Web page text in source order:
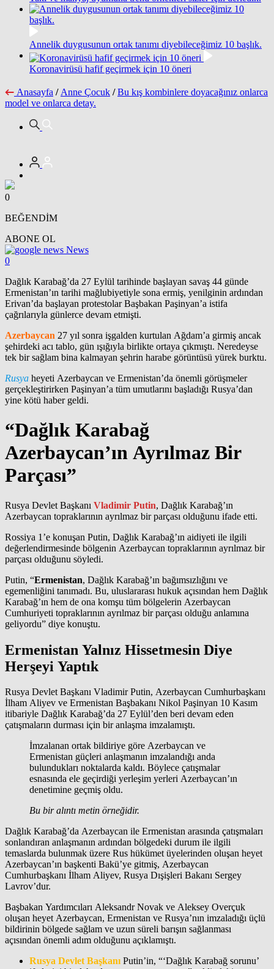
Annelik duygusunun ortak tanımı diyebileceğimiz 10 başlık.
Koronavirüsü hafif geçirmek için 10 öneri
Anasayfa / Anne Çocuk / Bu kış kombinlere doyacağınız onlarca
model ve onlarca detay.
0
BEĞENDİM
ABONE OL
News
0
Dağlık Karabağ’da 27 Eylül tarihinde başlayan savaş 44 günde
Ermenistan’ın tarihi mağlubiyetiyle sona ermiş, yenilginin ardından
Erivan’da başlayan protestolar Başbakan Paşinyan’a istifa
çağrılarıyla günlerce devam etmişti.
Azerbaycan 27 yıl sonra işgalden kurtulan Ağdam’a girmiş ancak
şehirdeki acı tablo, gün ışığıyla birlikte ortaya çıkmıştı. Neredeyse
tek bir sağlam bina kalmayan şehrin harabe görüntüsü yürek burktu.
Rusya heyeti Azerbaycan ve Ermenistan’da önemli görüşmeler
gerçekleştirirken Paşinyan’a tüm umutlarını başladığı Rusya’dan
yine kötü haber geldi.
“Dağlık Karabağ
Azerbaycan’ın Ayrılmaz Bir
Parçası”
Rusya Devlet Başkanı Vladimir Putin, Dağlık Karabağ’ın
Azerbaycan topraklarının ayrılmaz bir parçası olduğunu ifade etti.
Rossiya 1’e konuşan Putin, Dağlık Karabağ’ın aidiyeti ile ilgili
değerlendirmesinde bölgenin Azerbaycan topraklarının ayrılmaz bir
parçası olduğunu söyledi.
Putin, “Ermenistan, Dağlık Karabağ’ın bağımsızlığını ve
egemenliğini tanımadı. Bu, uluslararası hukuk açısından hem Dağlık
Karabağ’ın hem de ona komşu tüm bölgelerin Azerbaycan
Cumhuriyeti topraklarının ayrılmaz bir parçası olduğu anlamına
geliyordu” diye konuştu.
Ermenistan Yalnız Hissetmesin Diye
Herşeyi Yaptık
Rusya Devlet Başkanı Vladimir Putin, Azerbaycan Cumhurbaşkanı
İlham Aliyev ve Ermenistan Başbakanı Nikol Paşinyan 10 Kasım
itibariyle Dağlık Karabağ’da 27 Eylül’den beri devam eden
çatışmaların durması için bir anlaşma imzalamıştı.
İmzalanan ortak bildiriye göre Azerbaycan ve
Ermenistan güçleri anlaşmanın imzalandığı anda
bulundukları noktalarda kaldı. Böylece çatışmalar
esnasında ele geçirdiği yerleşim yerleri Azerbaycan’ın
denetimine geçmiş oldu.
Bu bir alıntı metin örneğidir.
Dağlık Karabağ’da Azerbaycan ile Ermenistan arasında çatışmaları
sonlandıran anlaşmanın ardından bölgedeki durum ile ilgili
temaslarda bulunmak üzere Rus hükümet üyelerinden oluşan heyet
Azerbaycan’ın başkenti Bakü’ye gitmiş, Azerbaycan
Cumhurbaşkanı İlham Aliyev, Rusya Dışişleri Bakanı Sergey
Lavrov’dur.
Başbakan Yardımcıları Aleksandr Novak ve Aleksey Overçuk
oluşan heyet Azerbaycan, Ermenistan ve Rusya’nın imzaladığı üçlü
bildirinin bölgede sağlam ve uzun süreli barışın sağlanması
açısından önemli adım olduğunu açıklamıştı.
Rusya Devlet BaşkanıPutin’in, “‘Dağlık Karabağ sorunu’